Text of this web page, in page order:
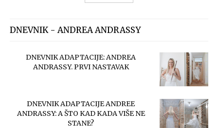
DNEVNIK - ANDREA ANDRASSY
DNEVNIK ADAPTACIJE: ANDREA
ANDRASSY. PRVI NASTAVAK
DNEVNIK ADAPTACIJE ANDREE
ANDRASSY: A ŠTO KAD KADA VIŠE NE
STANE?